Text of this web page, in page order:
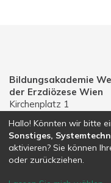
Bildungsakademie
der Erzdiözese Wien
Kirchenplatz 1
Telefon: 02574 30203
E-Mail:
Hallo! Könnten wir bitte
Sonstiges,
aktivieren? Sie können
oder zurückziehen.